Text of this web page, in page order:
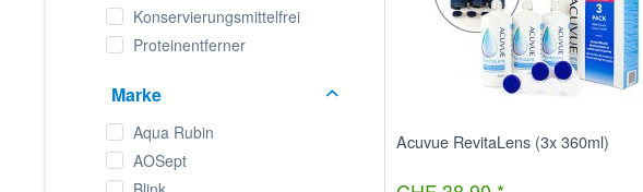
Konservierungsmittelfrei
Proteinentferner
Marke
Aqua Rubin
AOSept
Acuvue RevitaLens (3x 360ml)